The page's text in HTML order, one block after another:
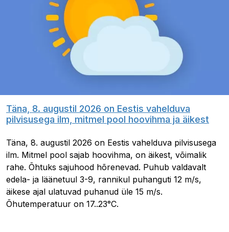
Täna, 8. augustil 2026 on Eestis vahelduva
pilvisusega ilm, mitmel pool hoovihma ja äikest
Täna, 8. augustil 2026 on Eestis vahelduva pilvisusega
ilm. Mitmel pool sajab hoovihma, on äikest, võimalik
rahe. Õhtuks sajuhood hõrenevad. Puhub valdavalt
edela- ja läänetuul 3-9, rannikul puhanguti 12 m/s,
äikese ajal ulatuvad puhanud üle 15 m/s.
Õhutemperatuur on 17..23°C.